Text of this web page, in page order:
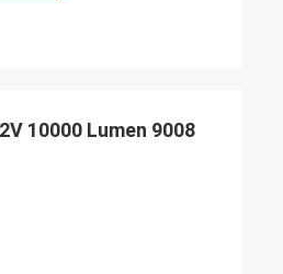
10000 Lumen 9008